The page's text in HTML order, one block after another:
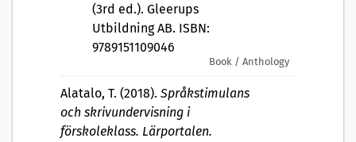
(3rd ed.). Gleerups
Utbildning AB. ISBN:
9789151109046
Book / Anthology
Alatalo, T. (2018). Språkstimulans
och skrivundervisning i
förskoleklass. Lärportalen.